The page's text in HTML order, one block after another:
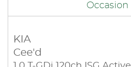
Occasion
KIA
Cee'd